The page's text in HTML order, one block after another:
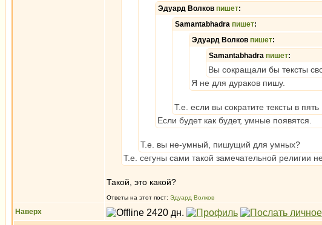
Эдуард Волков пишет:
Samantabhadra пишет:
Эдуард Волков пишет:
Samantabhadra пишет:
Вы сокращали бы тексты
Я не для дураков пишу.
Т.е. если вы сократите тексты в
Если будет как будет, умные появятся.
Т.е. вы не-умный, пишущий для умных?
Т.е. сегуны сами такой замечательной религии
Такой, это какой?
Ответы на этот пост: Эдуард Волков
Наверх